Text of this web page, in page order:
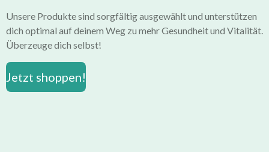
Unsere Produkte sind sorgfältig ausgewählt und unterstützen
dich optimal auf deinem Weg zu mehr Gesundheit und Vitalität.
Überzeuge dich selbst!
Jetzt shoppen!